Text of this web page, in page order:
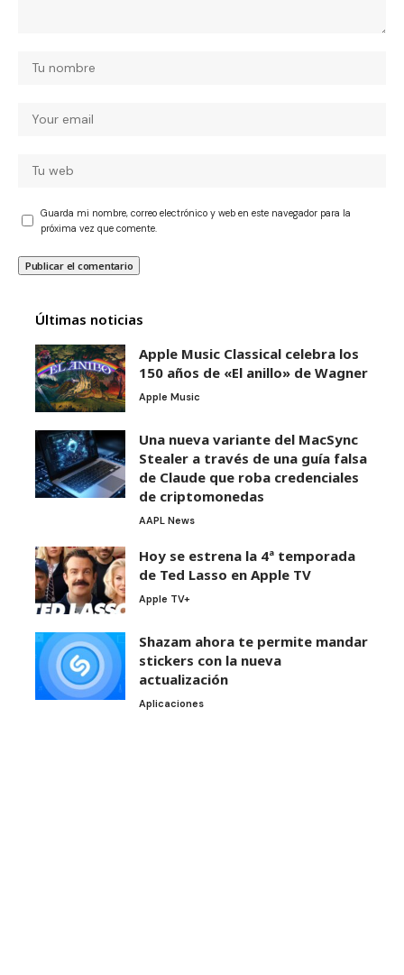
Guarda mi nombre, correo electrónico y web en este navegador para la
próxima vez que comente.
Últimas noticias
Apple Music Classical celebra los
150 años de «El anillo» de Wagner
Apple Music
Una nueva variante del MacSync
Stealer a través de una guía falsa
de Claude que roba credenciales
de criptomonedas
AAPL News
Hoy se estrena la 4ª temporada
de Ted Lasso en Apple TV
Apple TV+
Shazam ahora te permite mandar
stickers con la nueva
actualización
Aplicaciones